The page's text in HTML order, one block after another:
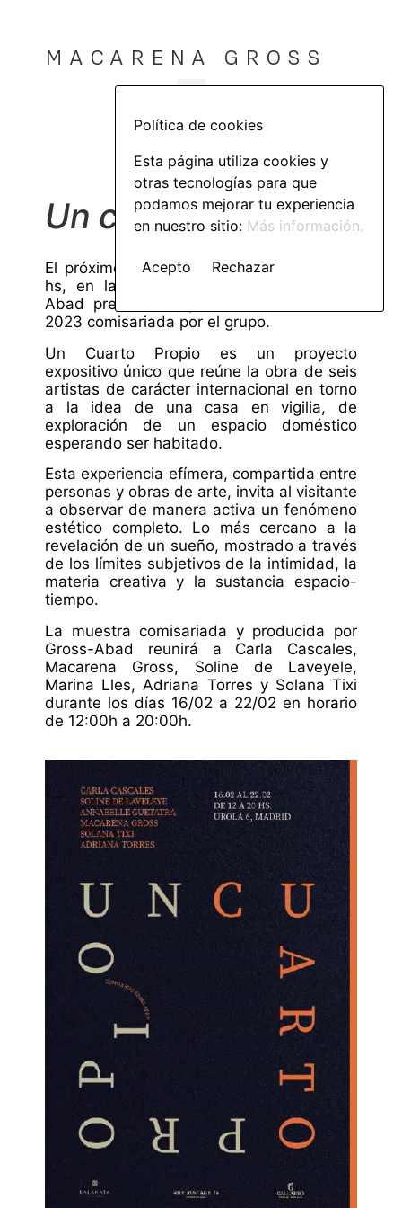
MACARENA GROSS
Un cuarto propio
El próximo jueves 16 de febrero a las 19
hs, en la calle Urola 6 (Madrid), Gross
Abad presenta la primera exhibición del
2023 comisariada por el grupo.
Un Cuarto Propio es un proyecto
expositivo único que reúne la obra de seis
artistas de carácter internacional en torno
a la idea de una casa en vigilia, de
exploración de un espacio doméstico
esperando ser habitado.
Esta experiencia efímera, compartida entre
personas y obras de arte, invita al visitante
a observar de manera activa un fenómeno
estético completo. Lo más cercano a la
revelación de un sueño, mostrado a través
de los límites subjetivos de la intimidad, la
materia creativa y la sustancia espacio-
tiempo.
La muestra comisariada y producida por
Gross-Abad reunirá a Carla Cascales,
Macarena Gross, Soline de Laveyele,
Marina Lles, Adriana Torres y Solana Tixi
durante los días 16/02 a 22/02 en horario
de 12:00h a 20:00h.
Política de cookies
Esta página utiliza cookies y
otras tecnologías para que
podamos mejorar tu experiencia
en nuestro sitio: Más información.
Acepto Rechazar